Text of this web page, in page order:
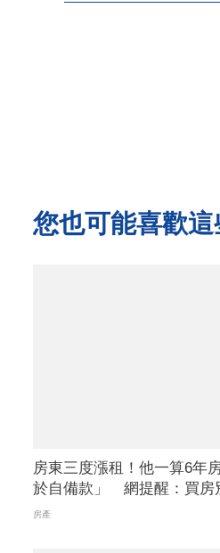
您也可能喜歡
房東三度漲租！他一算6年
於自備款」 網提醒：買房
房產